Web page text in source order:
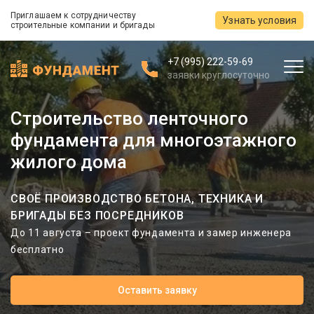
Приглашаем к сотрудничеству
строительные компании и бригады
Узнать условия
+7 (995) 222-59-69
заявки круглосуточно
Строительство ленточного
фундамента для многоэтажного
жилого дома
СВОЁ ПРОИЗВОДСТВО БЕТОНА, ТЕХНИКА И
БРИГАДЫ БЕЗ ПОСРЕДНИКОВ
До 11 августа – проект фундамента и замер инженера
бесплатно
Оставить заявку